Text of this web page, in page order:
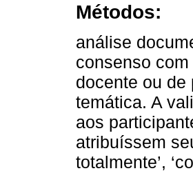
Métodos:
análise
consenso
docente ou
temática. A
aos
atribuíssem
totalmente’,